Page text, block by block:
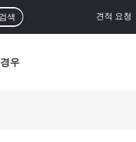
견적 요청
검색
경우